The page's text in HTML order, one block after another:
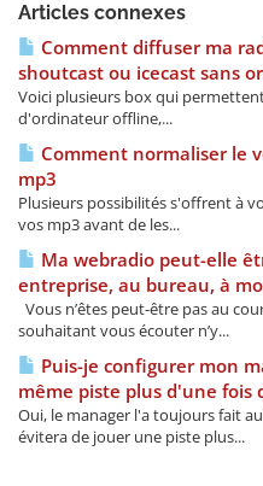
Articles connexes
Comment diffuser ma
shoutcast ou icecast sans
Voici plusieurs box qui
d'ordinateur offline,...
Comment normaliser le
mp3
Plusieurs possibilités s'offrent à
vos mp3 avant de les...
Ma webradio peut-elle
entreprise, au bureau, à
Vous n’êtes peut-être pas au
souhaitant vous écouter n’y...
Puis-je configurer mon
même piste plus d'une fois
Oui, le manager l'a toujours fait
évitera de jouer une piste plus...